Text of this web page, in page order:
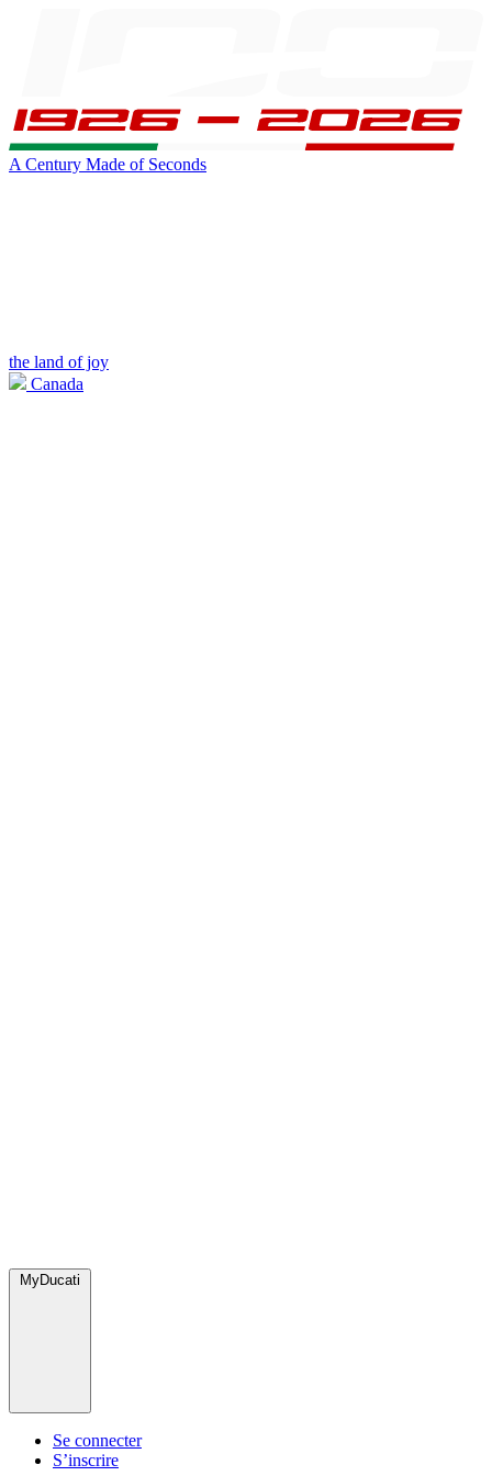
A Century Made of Seconds
the land of joy
Canada
MyDucati
Se connecter
S’inscrire